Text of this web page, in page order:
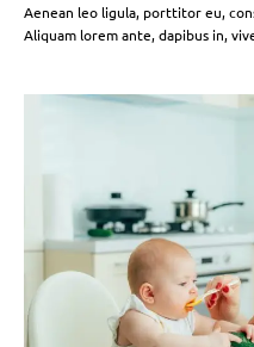
Aenean leo ligula, porttitor eu,
Aliquam lorem ante, dapibus in,